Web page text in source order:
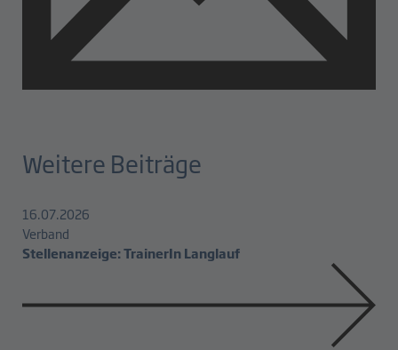
Weitere Beiträge
16.07.2026
Verband
Stellenanzeige: TrainerIn Langlauf